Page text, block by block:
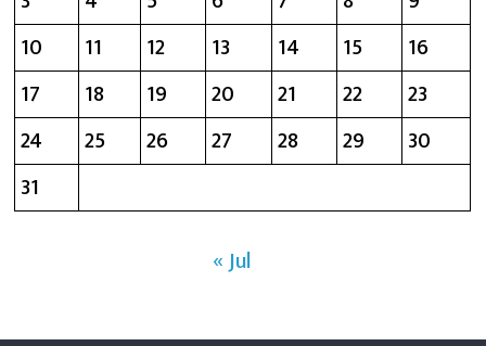
10
11 12 13 14 15
16
17
18 19 20 21 22
23
24
25 26 27 28 29
30
31
« Jul